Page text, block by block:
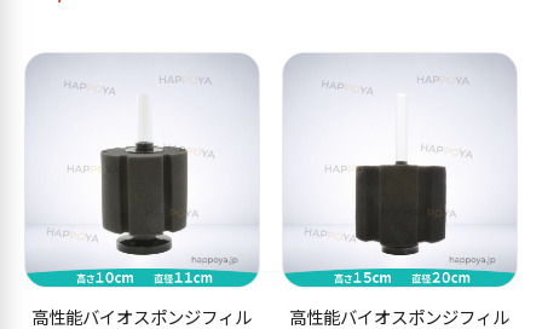
高性能バイオスポンジフィル
高性能バイオスポンジフィル